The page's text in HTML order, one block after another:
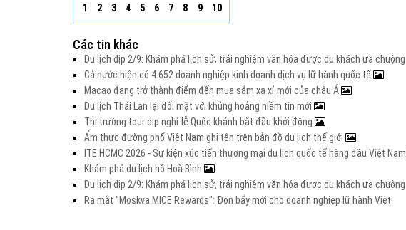
1 2 3 4 5 6 7 8 9 10
Các tin khác
Du lịch dịp 2/9: Khám phá lịch sử, trải nghiệm văn hóa được du khách ưa chuộng
Cả nước hiện có 4.652 doanh nghiệp kinh doanh dịch vụ lữ hành quốc tế
Macao đang trở thành điểm đến mua sắm xa xỉ mới của châu Á
Du lịch Thái Lan lại đối mặt với khủng hoảng niềm tin mới
Thị trường tour dịp nghỉ lễ Quốc khánh bắt đầu khởi động
Ẩm thực đường phố Việt Nam ghi tên trên bản đồ du lịch thế giới
ITE HCMC 2026 - Sự kiện xúc tiến thương mại du lịch quốc tế hàng đầu Việt Nam
Khám phá du lịch hồ Hoà Bình
Du lịch dịp 2/9: Khám phá lịch sử, trải nghiệm văn hóa được du khách ưa chuộng
Ra mắt "Moskva MICE Rewards": Đòn bẩy mới cho doanh nghiệp lữ hành Việt